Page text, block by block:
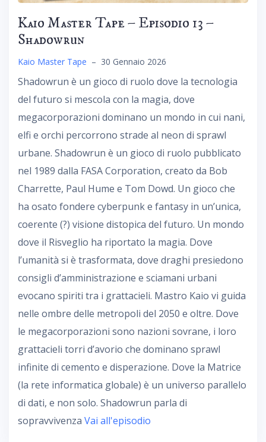
Kaio Master Tape – Episodio 13 –
Shadowrun
Kaio Master Tape – 30 Gennaio 2026
Shadowrun è un gioco di ruolo dove la tecnologia
del futuro si mescola con la magia, dove
megacorporazioni dominano un mondo in cui nani,
elfi e orchi percorrono strade al neon di sprawl
urbane. Shadowrun è un gioco di ruolo pubblicato
nel 1989 dalla FASA Corporation, creato da Bob
Charrette, Paul Hume e Tom Dowd. Un gioco che
ha osato fondere cyberpunk e fantasy in un’unica,
coerente (?) visione distopica del futuro. Un mondo
dove il Risveglio ha riportato la magia. Dove
l’umanità si è trasformata, dove draghi presiedono
consigli d’amministrazione e sciamani urbani
evocano spiriti tra i grattacieli. Mastro Kaio vi guida
nelle ombre delle metropoli del 2050 e oltre. Dove
le megacorporazioni sono nazioni sovrane, i loro
grattacieli torri d’avorio che dominano sprawl
infinite di cemento e disperazione. Dove la Matrice
(la rete informatica globale) è un universo parallelo
di dati, e non solo. Shadowrun parla di
sopravvivenza Vai all'episodio